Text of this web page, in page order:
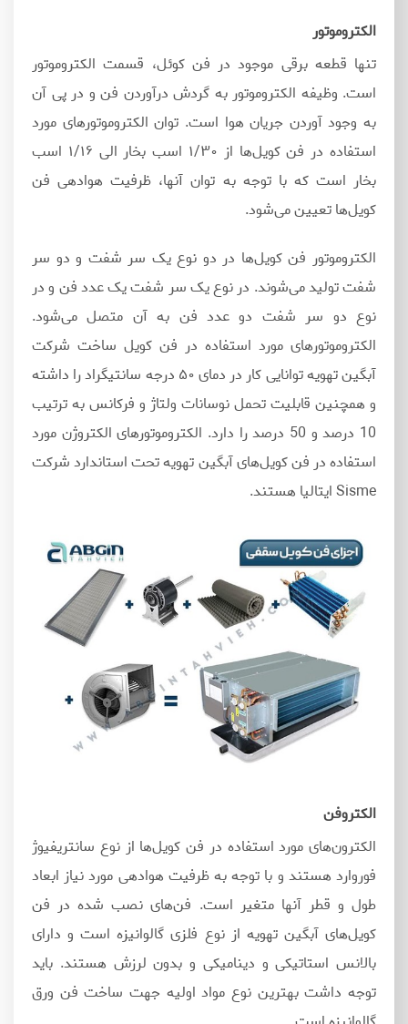
الکتروموتور
تنها قطعه برقی موجود در فن‌ کوئل، قسمت الکتروموتور
است. وظیفه الکتروموتور به گردش درآوردن فن و در پی آن
به وجود آوردن جریان هوا است. توان الکتروموتورهای مورد
استفاده در فن کویل‌ها از ۱/۳۰ اسب‌ بخار الی ۱/۱۶ اسب‌
بخار است که با توجه به توان آنها، ظرفیت هوادهی فن
کویل‌ها تعیین می‌شود.
الکتروموتور فن کویل‌ها در دو نوع یک سر شفت و دو سر
شفت تولید می‌شوند. در نوع یک سر شفت یک عدد فن و در
نوع دو سر شفت دو عدد فن به آن متصل می‌شود.
الکتروموتورهای مورد استفاده در فن کویل ساخت شرکت
آبگین تهویه توانایی کار در دمای ۵۰ درجه سانتیگراد را داشته
و همچنین قابلیت تحمل نوسانات ولتاژ و فرکانس به‌ ترتیب
10 درصد و 50 درصد را دارد. الکتروموتورهای الکتروژن مورد
استفاده در فن کویل‌های آبگین تهویه تحت استاندارد شرکت
Sisme ایتالیا هستند.
الکتروفن
الکترون‌های مورد استفاده در فن کویل‌ها از نوع سانتریفیوژ
فوروارد هستند و با توجه به ظرفیت هوادهی مورد نیاز ابعاد
طول و قطر آنها متغیر است. فن‌های نصب شده در فن
کویل‌های آبگین تهویه از نوع فلزی گالوانیزه است و دارای
بالانس استاتیکی و دینامیکی و بدون لرزش هستند. باید
توجه داشت بهترین نوع مواد اولیه جهت ساخت فن ورق